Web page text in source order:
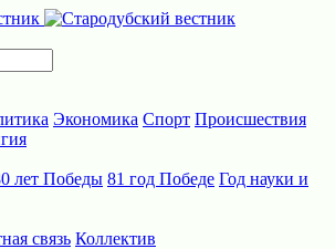
Экономика Спорт Происшествия
лет Победы 81 год Победе Год науки и
связь Коллектив